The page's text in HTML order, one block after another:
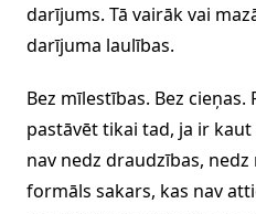
darījums. Tā vairāk vai
darījuma laulības.
Bez mīlestības. Bez cieņas.
pastāvēt tikai tad, ja ir
nav nedz draudzības,
formāls sakars, kas nav